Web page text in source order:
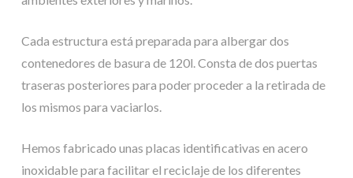
Cada estructura está preparada para albergar dos
contenedores de basura de 120l. Consta de dos puertas
traseras posteriores para poder proceder a la retirada de
los mismos para vaciarlos.
Hemos fabricado unas placas identificativas en acero
inoxidable para facilitar el reciclaje de los diferentes